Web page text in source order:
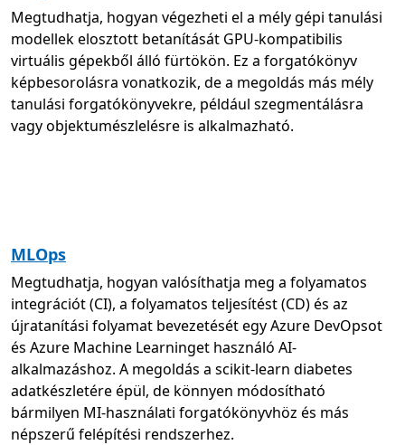
Megtudhatja, hogyan végezheti el a mély gépi tanulási
modellek elosztott betanítását GPU-kompatibilis
virtuális gépekből álló fürtökön. Ez a forgatókönyv
képbesorolásra vonatkozik, de a megoldás más mély
tanulási forgatókönyvekre, például szegmentálásra
vagy objektumészlelésre is alkalmazható.
MLOps
Megtudhatja, hogyan valósíthatja meg a folyamatos
integrációt (CI), a folyamatos teljesítést (CD) és az
újratanítási folyamat bevezetését egy Azure DevOpsot
és Azure Machine Learninget használó AI-
alkalmazáshoz. A megoldás a scikit-learn diabetes
adatkészletére épül, de könnyen módosítható
bármilyen MI-használati forgatókönyvhöz és más
népszerű felépítési rendszerhez.